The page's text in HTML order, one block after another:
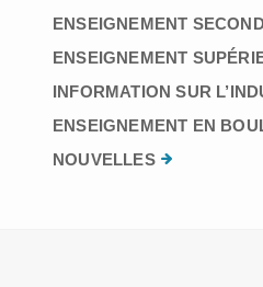
ENSEIGNEMENT
ENSEIGNEMENT
INFORMATION SUR
ENSEIGNEMENT EN
NOUVELLES